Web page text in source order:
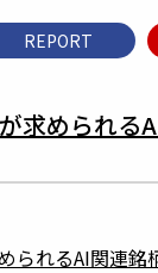
REPORT
求められ
られるAI関連